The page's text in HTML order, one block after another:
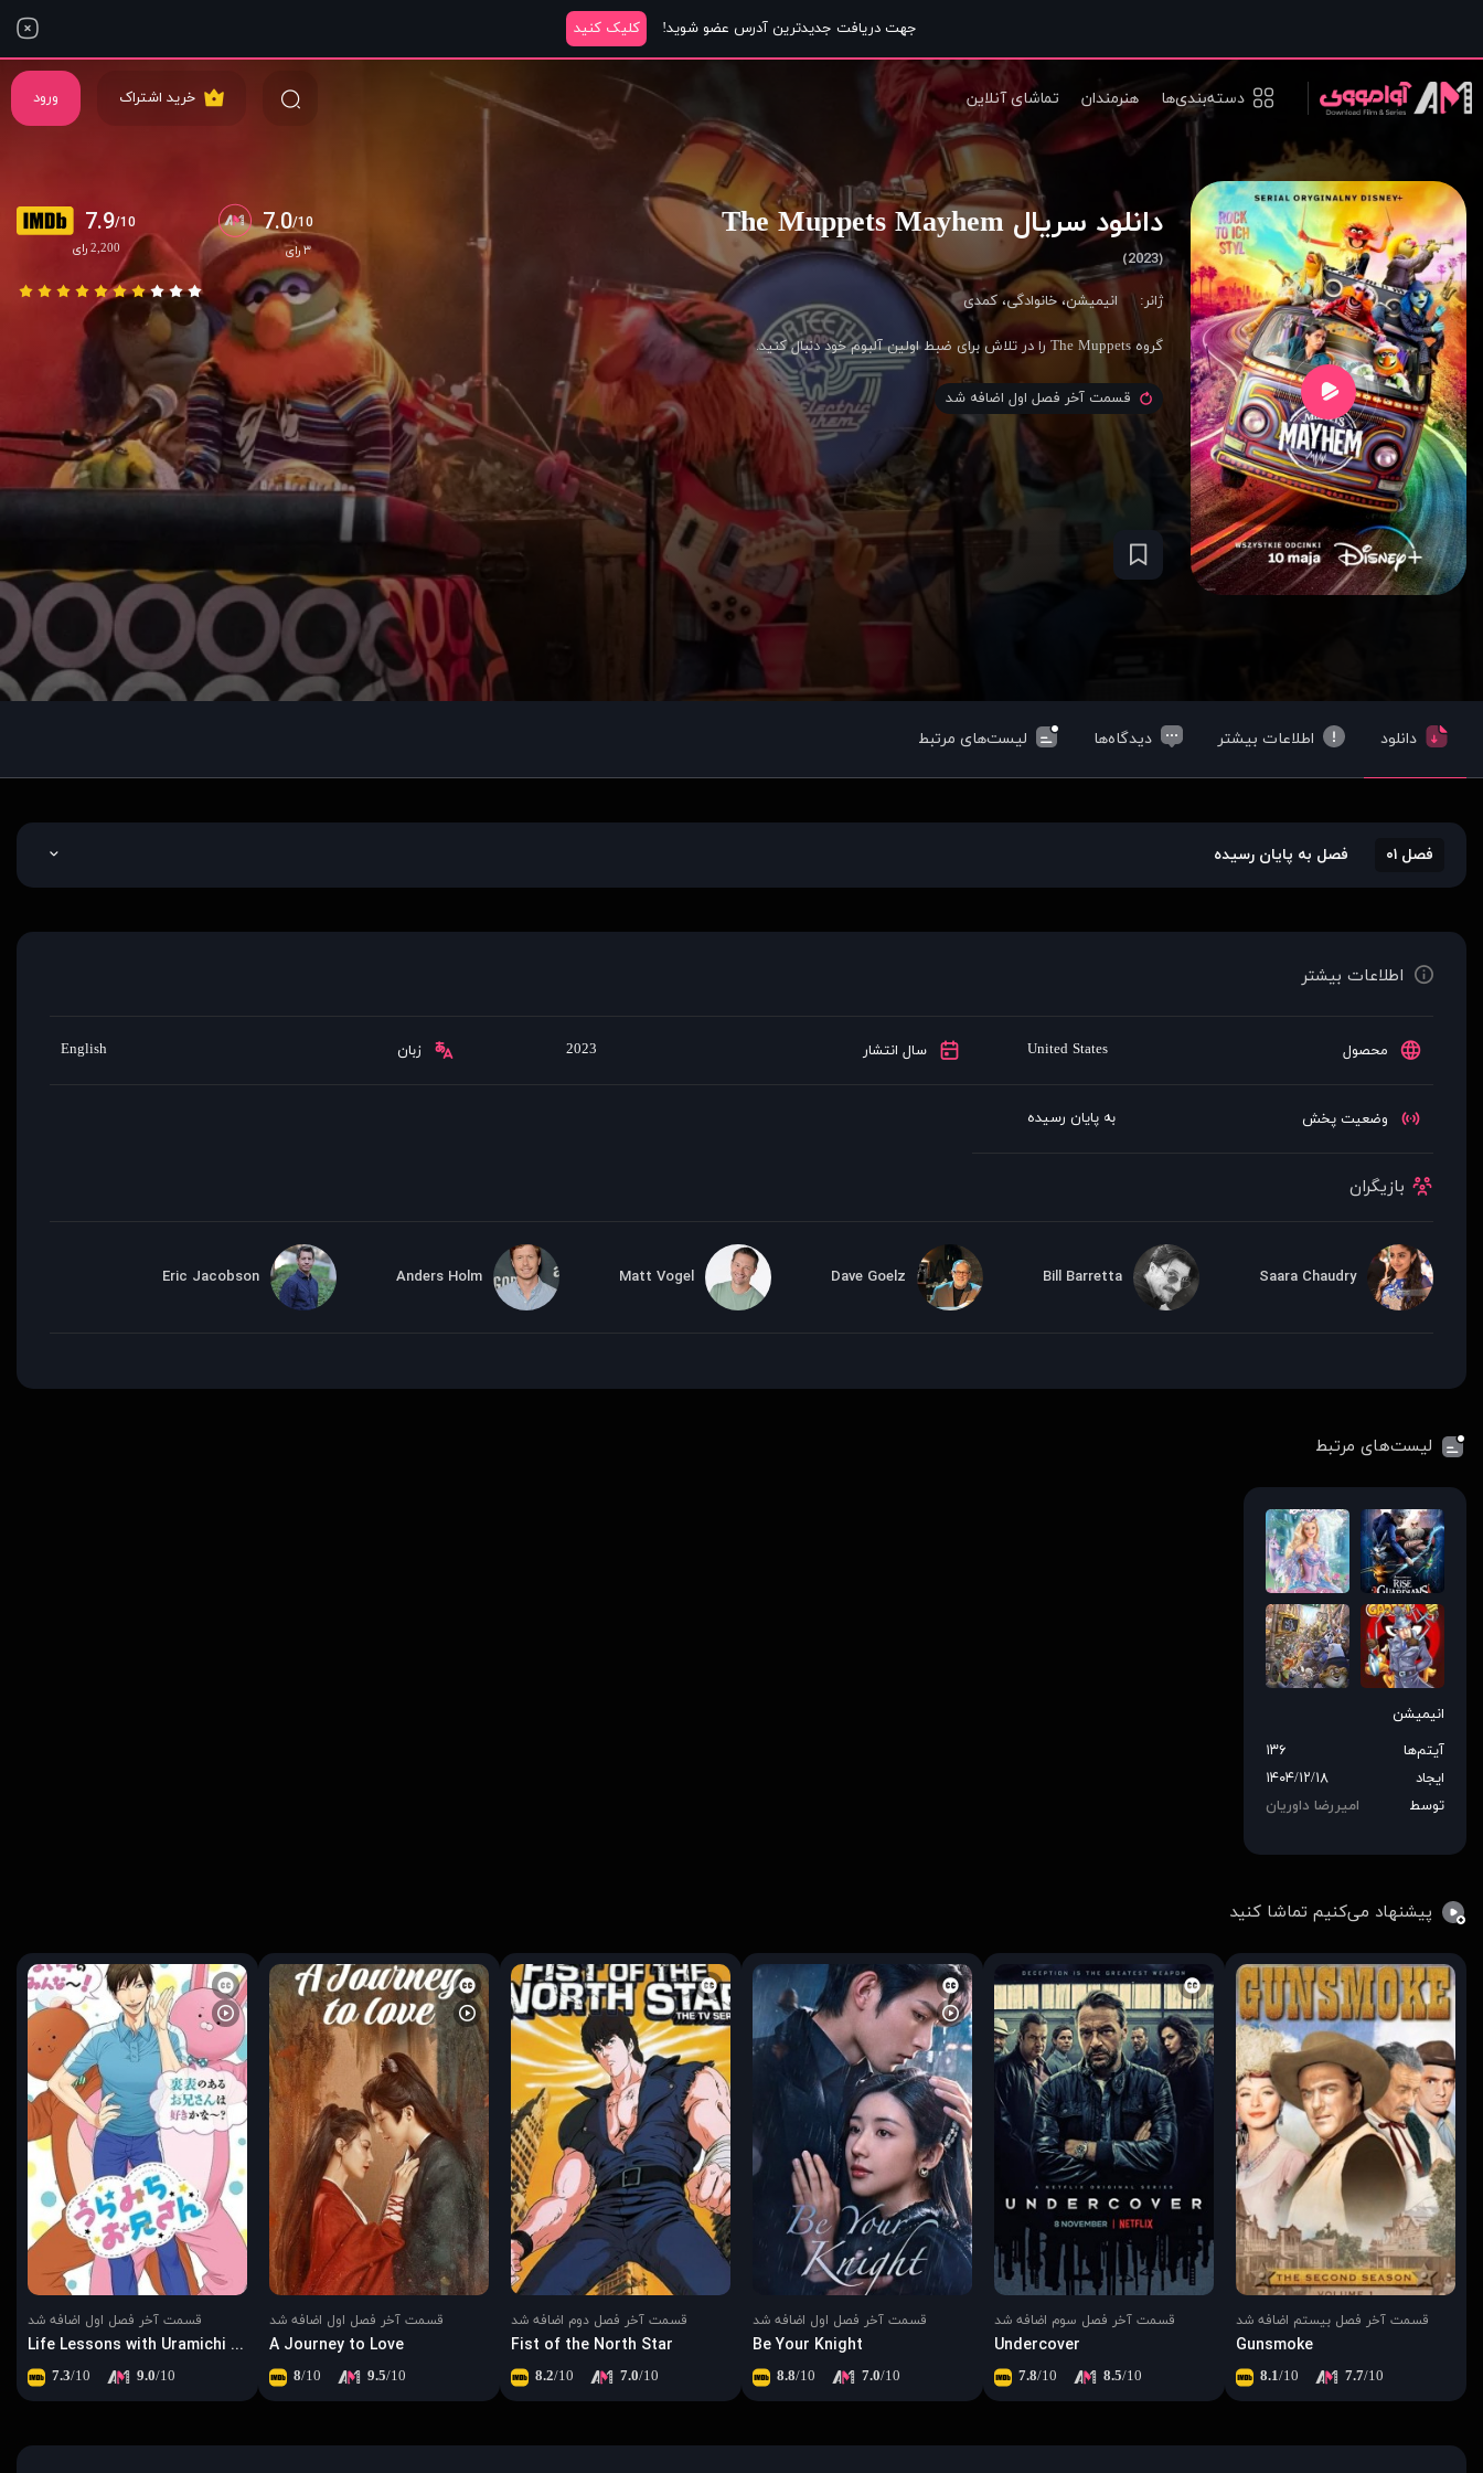
جهت دریافت جدیدترین آدرس عضو شوید! کلیک کنید
دسته‌بندی‌ها هنرمندان تماشای آنلاین خرید اشتراک ورود
دانلود سریال The Muppets Mayhem
(2023)
ژانر: انیمیشن،خانوادگی،کمدی
گروه The Muppets را در تلاش برای ضبط اولین آلبوم خود دنبال کنید.
قسمت آخر فصل اول اضافه شد
7.9/10
2,200 رای
7.0/10
۳ رای
دانلود اطلاعات بیشتر دیدگاه‌ها لیست‌های مرتبط
فصل ۰۱ فصل به پایان رسیده
اطلاعات بیشتر
محصول United States سال انتشار 2023 زبان English
وضعیت پخش به پایان رسیده
بازیگران
Saara Chaudry
Bill Barretta
Dave Goelz
Matt Vogel
Anders Holm
Eric Jacobson
لیست‌های مرتبط
انیمیشن
آیتم‌ها
۱۳۶
ایجاد
۱۴۰۴/۱۲/۱۸
توسط
امیررضا داوریان
پیشنهاد می‌کنیم تماشا کنید
قسمت آخر فصل بیستم اضافه شد
Gunsmoke
8.1/10 7.7/10
قسمت آخر فصل سوم اضافه شد
Undercover
7.8/10 8.5/10
قسمت آخر فصل اول اضافه شد
Be Your Knight
8.8/10 7.0/10
قسمت آخر فصل دوم اضافه شد
Fist of the North Star
8.2/10 7.0/10
قسمت آخر فصل اول اضافه شد
A Journey to Love
8/10 9.5/10
قسمت آخر فصل اول اضافه شد
Life Lessons with Uramichi Oniisan
7.3/10 9.0/10